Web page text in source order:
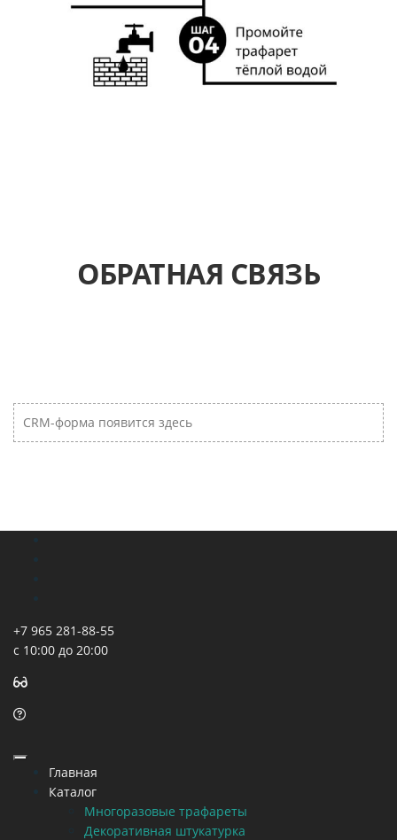
ОБРАТНАЯ СВЯЗЬ
CRM-форма появится здесь
+7 965 281-88-55
с 10:00 до 20:00
Главная
Каталог
Многоразовые трафареты
Декоративная штукатурка